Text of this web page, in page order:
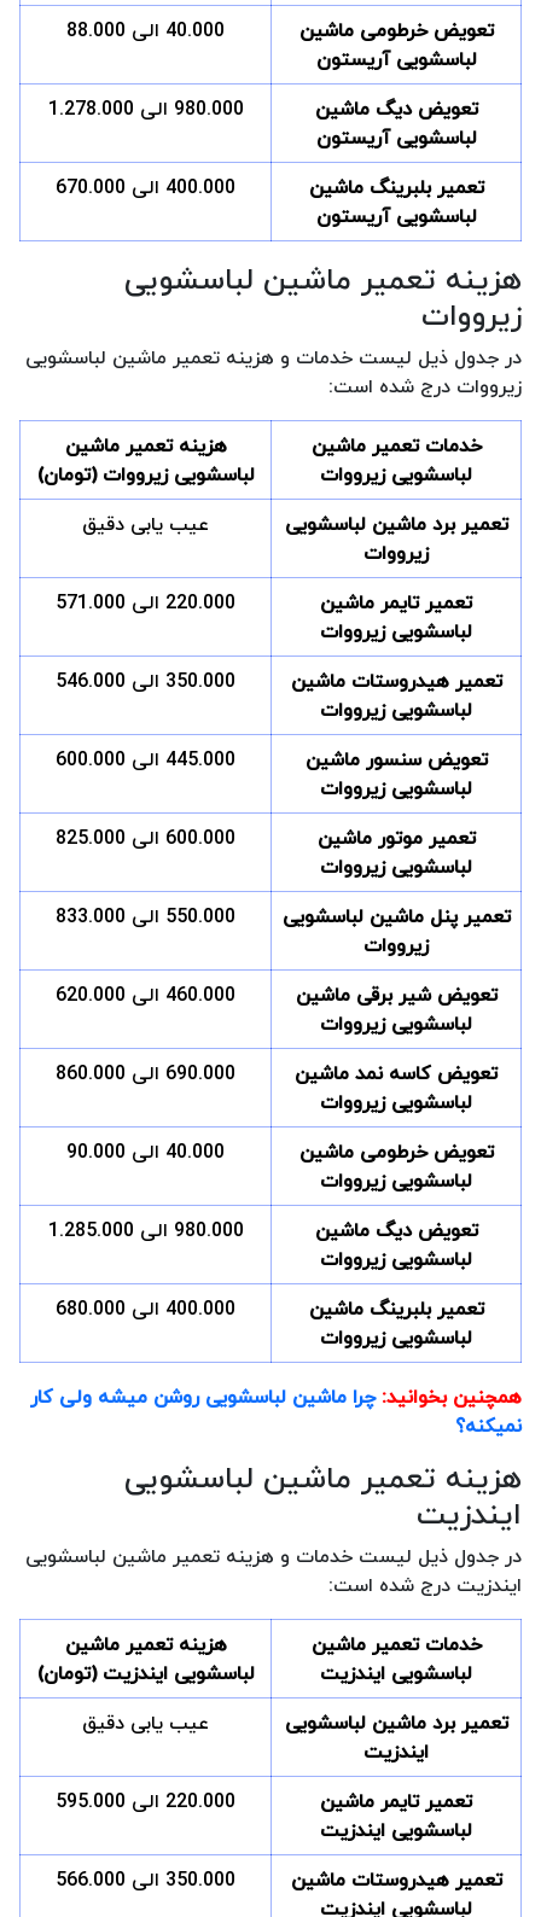
تعویض خرطومی ماشین
لباسشویی آریستون
40.000 الی 88.000
تعویض دیگ ماشین
لباسشویی آریستون
980.000 الی 1.278.000
تعمیر بلبرینگ ماشین
لباسشویی آریستون
400.000 الی 670.000
هزینه تعمیر ماشین لباسشویی
زیرووات
در جدول ذیل لیست خدمات و هزینه تعمیر ماشین لباسشویی
زیرووات درج شده است:
خدمات تعمیر ماشین
لباسشویی زیرووات
هزینه تعمیر ماشین
لباسشویی زیرووات (تومان)
تعمیر برد ماشین لباسشویی
زیرووات
عیب یابی دقیق
تعمیر تایمر ماشین
لباسشویی زیرووات
220.000 الی 571.000
تعمیر هیدروستات ماشین
لباسشویی زیرووات
350.000 الی 546.000
تعویض سنسور ماشین
لباسشویی زیرووات
445.000 الی 600.000
تعمیر موتور ماشین
لباسشویی زیرووات
600.000 الی 825.000
تعمیر پنل ماشین لباسشویی
زیرووات
550.000 الی 833.000
تعویض شیر برقی ماشین
لباسشویی زیرووات
460.000 الی 620.000
تعویض کاسه نمد ماشین
لباسشویی زیرووات
690.000 الی 860.000
تعویض خرطومی ماشین
لباسشویی زیرووات
40.000 الی 90.000
تعویض دیگ ماشین
لباسشویی زیرووات
980.000 الی 1.285.000
تعمیر بلبرینگ ماشین
لباسشویی زیرووات
400.000 الی 680.000
همچنین بخوانید:چرا ماشین لباسشویی روشن میشه ولی کار
نمیکنه؟
هزینه تعمیر ماشین لباسشویی
ایندزیت
در جدول ذیل لیست خدمات و هزینه تعمیر ماشین لباسشویی
ایندزیت درج شده است:
خدمات تعمیر ماشین
لباسشویی ایندزیت
هزینه تعمیر ماشین
لباسشویی ایندزیت (تومان)
تعمیر برد ماشین لباسشویی
ایندزیت
عیب یابی دقیق
تعمیر تایمر ماشین
لباسشویی ایندزیت
220.000 الی 595.000
تعمیر هیدروستات ماشین
لباسشویی ایندزیت
350.000 الی 566.000